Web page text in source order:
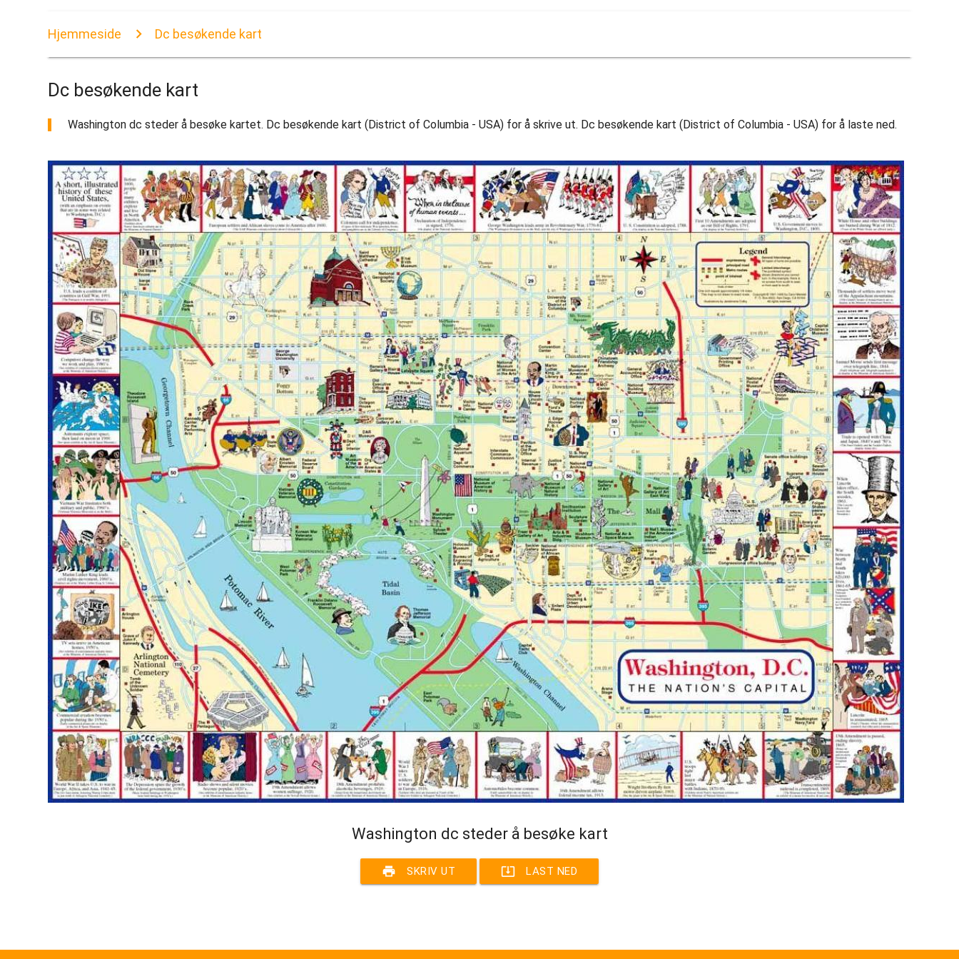
Hjemmeside Dc besøkende kart
Dc besøkende kart
Washington dc steder å besøke kartet. Dc besøkende kart (District of Columbia - USA) for å skrive ut. Dc besøkende kart (District of Columbia - USA) for å laste ned.
Washington dc steder å besøke kart
print SKRIV UT system_update_alt LAST NED